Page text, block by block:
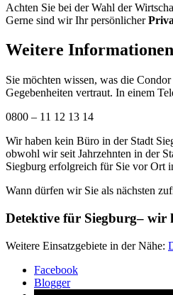
Achten Sie bei der Wahl der
Gerne sind wir Ihr persönlicher
Weitere
Sie möchten wissen, was die
Gegebenheiten vertraut. In einem
0800 – 11 12 13 14
Wir haben kein Büro in der Stadt
obwohl wir seit Jahrzehnten in der
Siegburg erfolgreich für Sie vor Ort
Wann dürfen wir Sie als nächsten
Detektive für Siegburg– wir
Weitere Einsatzgebiete in der Nähe:
Facebook
Blogger